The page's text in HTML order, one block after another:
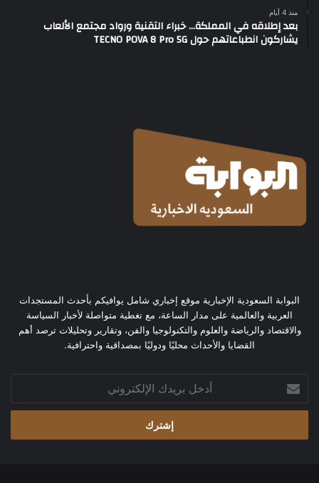
منذ 4 أيام
بعد إطلاقه في المملكة… خبراء التقنية ورواد مجتمع الألعاب
يشاركون انطباعاتهم حول TECNO POVA 8 Pro 5G
البوابة السعودية الإخبارية موقع إخباري شامل يوافيكم بأحدث المستجدات
العربية والعالمية على مدار الساعة، مع تغطية متواصلة لأخبار السياسة
والاقتصاد والرياضة والعلوم والتكنولوجيا والفن، وتقارير وتحليلات ترصد أهم
القضايا والأحداث محليًا ودوليًا بمصداقية واحترافية.
أدخل
بريدك
الإلكتروني